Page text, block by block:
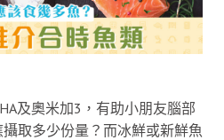
及奧米加3，有助小朋友腦部
取多少份量？而冰鮮或新鮮魚